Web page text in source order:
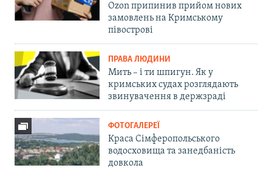
Ozon припинив прийом нових
замовлень на Кримському
півострові
ПРАВА ЛЮДИНИ
Мить – і ти шпигун. Як у
кримських судах розглядають
звинувачення в держзраді
ФОТОГАЛЕРЕЇ
Краса Сімферопольського
водосховища та занедбаність
довкола